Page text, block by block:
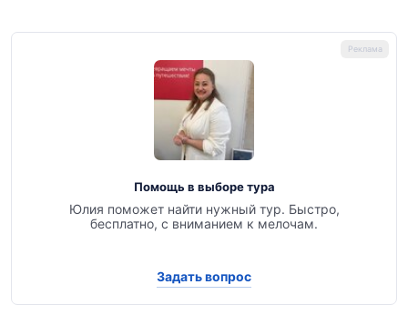
Помощь в выборе тура
Юлия поможет найти нужный тур. Быстро,
бесплатно, с вниманием к мелочам.
Задать вопрос